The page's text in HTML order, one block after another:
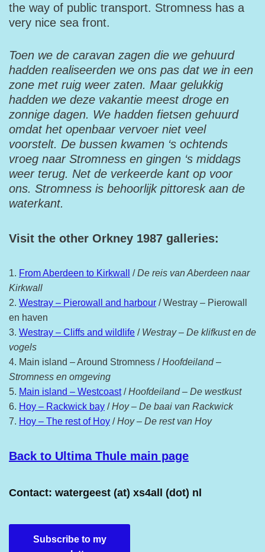
the way of public transport. Stromness has a
very nice sea front.
Toen we de caravan zagen die we gehuurd
hadden realiseerden we ons pas dat we in een
zone met ruig weer zaten. Maar gelukkig
hadden we deze vakantie meest droge en
zonnige dagen. We hadden fietsen gehuurd
omdat het openbaar vervoer niet veel
voorstelt. De bussen kwamen ‘s ochtends
vroeg naar Stromness en gingen ‘s middags
weer terug. Net de verkeerde kant op voor
ons. Stromness is behoorlijk pittoresk aan de
waterkant.
Visit the other Orkney 1987 galleries:
1. From Aberdeen to Kirkwall /De reis van Aberdeen naar
Kirkwall
2. Westray – Pierowall and harbour / Westray – Pierowall
en haven
3. Westray – Cliffs and wildlife / Westray – De klifkust en de
vogels
4. Main island – Around Stromness /Hoofdeiland –
Stromness en omgeving
5. Main island – Westcoast/Hoofdeiland – De westkust
6. Hoy – Rackwick bay /Hoy – De baai van Rackwick
7. Hoy – The rest of Hoy /Hoy – De rest van Hoy
Back to Ultima Thule main page
Contact: watergeest (at) xs4all (dot) nl
Subscribe to my